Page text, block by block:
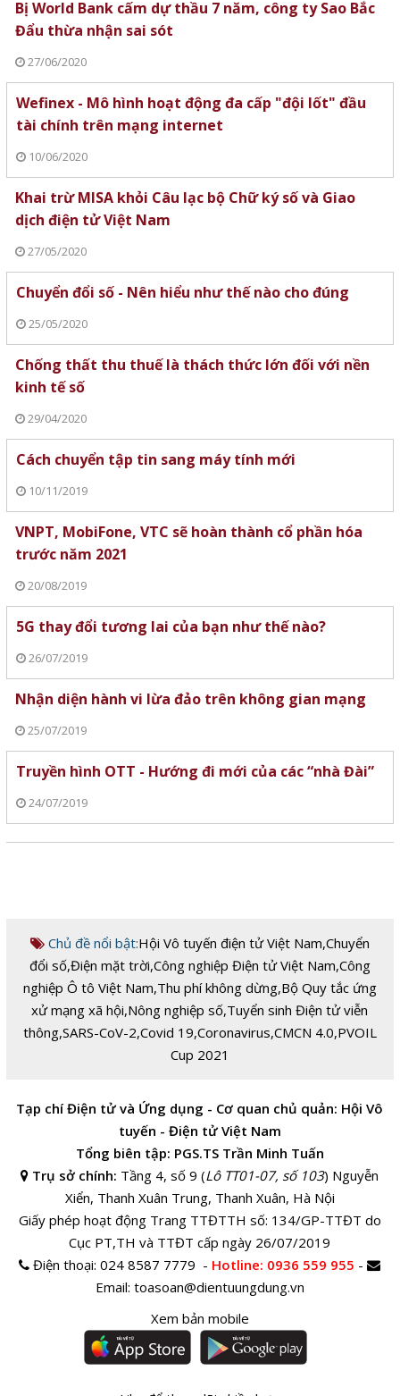
Bị World Bank cấm dự thầu 7 năm, công ty Sao Bắc
Đẩu thừa nhận sai sót
27/06/2020
Wefinex - Mô hình hoạt động đa cấp "đội lốt" đầu
tài chính trên mạng internet
10/06/2020
Khai trừ MISA khỏi Câu lạc bộ Chữ ký số và Giao
dịch điện tử Việt Nam
27/05/2020
Chuyển đổi số - Nên hiểu như thế nào cho đúng
25/05/2020
Chống thất thu thuế là thách thức lớn đối với nền
kinh tế số
29/04/2020
Cách chuyển tập tin sang máy tính mới
10/11/2019
VNPT, MobiFone, VTC sẽ hoàn thành cổ phần hóa
trước năm 2021
20/08/2019
5G thay đổi tương lai của bạn như thế nào?
26/07/2019
Nhận diện hành vi lừa đảo trên không gian mạng
25/07/2019
Truyền hình OTT - Hướng đi mới của các “nhà Đài”
24/07/2019
Chủ đề nổi bật:Hội Vô tuyến điện tử Việt Nam,Chuyển
đổi số,Điện mặt trời,Công nghiệp Điện tử Việt Nam,Công
nghiệp Ô tô Việt Nam,Thu phí không dừng,Bộ Quy tắc ứng
xử mạng xã hội,Nông nghiệp số,Tuyển sinh Điện tử viễn
thông,SARS-CoV-2,Covid 19,Coronavirus,CMCN 4.0,PVOIL
Cup 2021
Tạp chí Điện tử và Ứng dụng - Cơ quan chủ quản: Hội Vô
tuyến - Điện tử Việt Nam
Tổng biên tập: PGS.TS Trần Minh Tuấn
Trụ sở chính: Tầng 4, số 9 (Lô TT01-07, số 103) Nguyễn
Xiển, Thanh Xuân Trung, Thanh Xuân, Hà Nội
Giấy phép hoạt động Trang TTĐTTH số: 134/GP-TTĐT do
Cục PT,TH và TTĐT cấp ngày 26/07/2019
Điện thoại:024 8587 7779 - Hotline: 0936 559 955 -
Email: toasoan@dientuungdung.vn
Xem bản mobile